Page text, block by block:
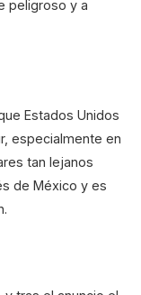
peligroso y a
Estados Unidos
especialmente en
tan lejanos
de México y es